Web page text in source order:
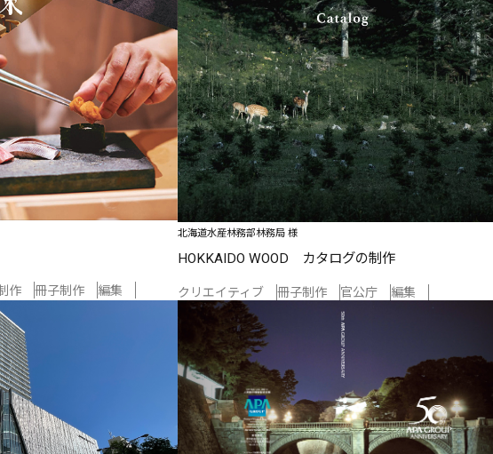
作 冊子制作 編集
北海道水産林務部林務局 様
HOKKAIDO WOOD カタログの制作
クリエイティブ 冊子制作 官公庁 編集